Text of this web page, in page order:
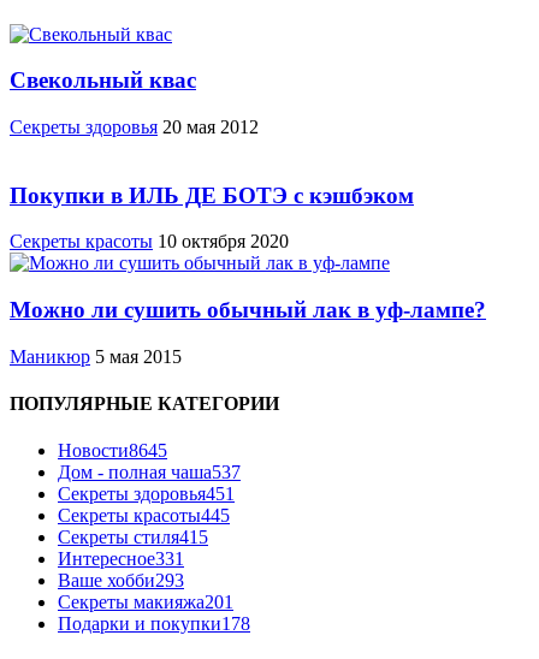
Свекольный квас
Cекреты здоровья 20 мая 2012
Покупки в ИЛЬ ДЕ БОТЭ с кэшбэком
Секреты красоты 10 октября 2020
Можно ли сушить обычный лак в уф-лампе?
Маникюр 5 мая 2015
ПОПУЛЯРНЫЕ КАТЕГОРИИ
Новости8645
Дом - полная чаша537
Cекреты здоровья451
Секреты красоты445
Секреты стиля415
Интересное331
Ваше хобби293
Секреты макияжа201
Подарки и покупки178